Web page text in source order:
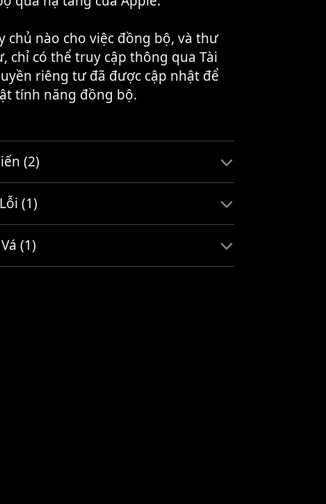
chủ nào cho việc đồng bộ, và thư
chỉ có thể truy cập thông qua Tài
riêng tư đã được cập nhật để
tính năng đồng bộ.
(2)
(1)
(1)